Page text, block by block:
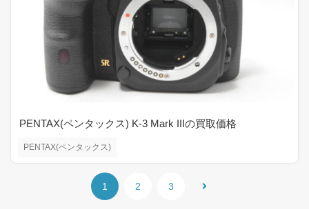
PENTAX(ペンタックス)
PENTAX(ペンタックス) K-3 Mark IIIの買取価格
1 2 3